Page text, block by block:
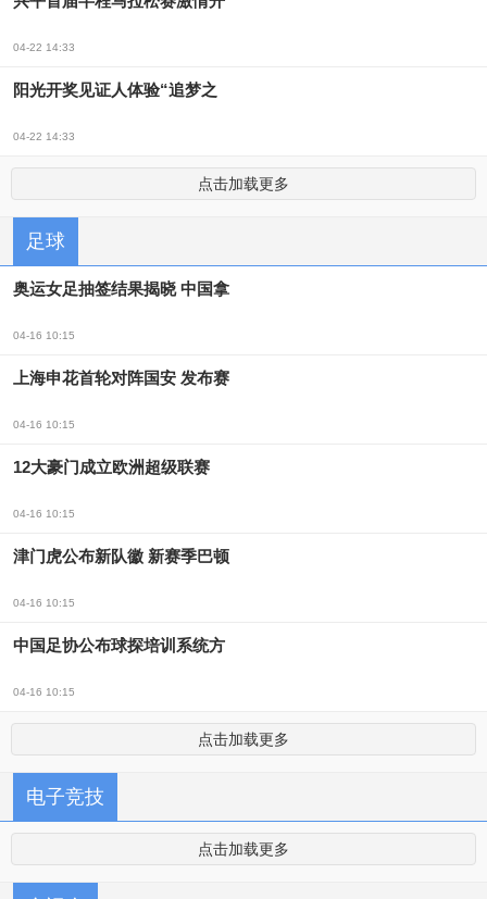
04-22 14:33
阳光开奖见证人体验“追梦之
04-22 14:33
点击加载更多
足球
奥运女足抽签结果揭晓 中国拿
04-16 10:15
上海申花首轮对阵国安 发布赛
04-16 10:15
12大豪门成立欧洲超级联赛
04-16 10:15
津门虎公布新队徽 新赛季巴顿
04-16 10:15
中国足协公布球探培训系统方
04-16 10:15
点击加载更多
电子竞技
点击加载更多